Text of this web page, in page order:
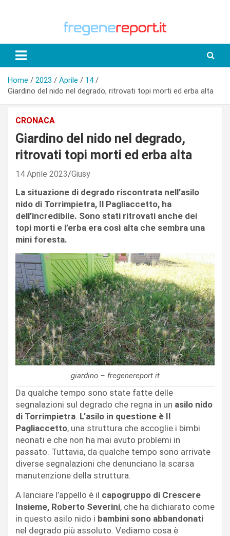
Home 2023 Aprile
14
Giardino del nido nel degrado, ritrovati topi morti ed erba alta
CRONACA
Giardino del nido nel degrado,
ritrovati topi morti ed erba alta
14 Aprile 2023 Giusy
La situazione di degrado riscontrata nell’asilo
nido di Torrimpietra, Il Pagliaccetto, ha
dell’incredibile. Sono stati ritrovati anche dei
topi morti e l’erba era così alta che sembra una
mini foresta.
giardino – fregenereport.it
Da qualche tempo sono state fatte delle
segnalazioni sul degrado che regna in un asilo nido
di Torrimpietra. L’asilo in questione è Il
Pagliaccetto, una struttura che accoglie i bimbi
neonati e che non ha mai avuto problemi in
passato. Tuttavia, da qualche tempo sono arrivate
diverse segnalazioni che denunciano la scarsa
manutenzione della struttura.
A lanciare l’appello è il capogruppo di Crescere
Insieme, Roberto Severini, che ha dichiarato come
in questo asilo nido i bambini sono abbandonati
nel degrado più assoluto. Vediamo cosa è